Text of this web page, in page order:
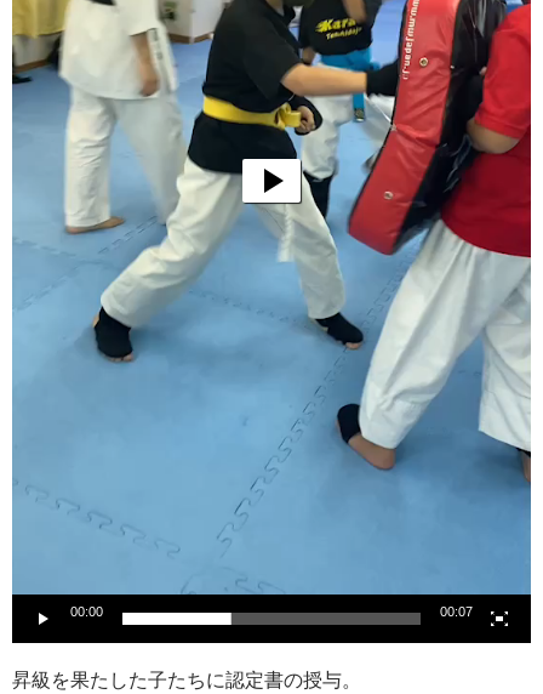
00:00 00:07
昇級を果たした子たちに認定書の授与。